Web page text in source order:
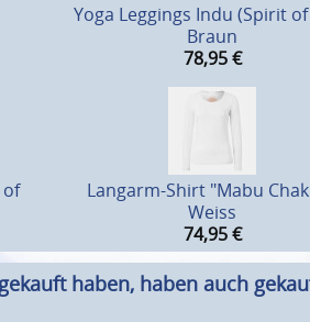
Yoga Leggings Indu (Spirit of
Braun
78,95 €
of
Langarm-Shirt "Mabu
Weiss
74,95 €
haben, haben auch